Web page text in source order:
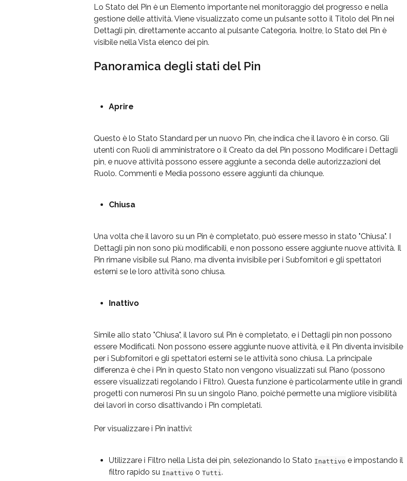
Lo Stato del Pin è un Elemento importante nel monitoraggio del progresso e nella
gestione delle attività. Viene visualizzato come un pulsante sotto il Titolo del Pin nei
Dettagli pin, direttamente accanto al pulsante Categoria. Inoltre, lo Stato del Pin è
visibile nella Vista elenco dei pin.
Panoramica degli stati del Pin
Aprire
Questo è lo Stato Standard per un nuovo Pin, che indica che il lavoro è in corso. Gli
utenti con Ruoli di amministratore o il Creato da del Pin possono Modificare i Dettagli
pin, e nuove attività possono essere aggiunte a seconda delle autorizzazioni del
Ruolo. Commenti e Media possono essere aggiunti da chiunque.
Chiusa
Una volta che il lavoro su un Pin è completato, può essere messo in stato "Chiusa". I
Dettagli pin non sono più modificabili, e non possono essere aggiunte nuove attività. Il
Pin rimane visibile sul Piano, ma diventa invisibile per i Subfornitori e gli spettatori
esterni se le loro attività sono chiusa.
Inattivo
Simile allo stato "Chiusa", il lavoro sul Pin è completato, e i Dettagli pin non possono
essere Modificati. Non possono essere aggiunte nuove attività, e il Pin diventa invisibile
per i Subfornitori e gli spettatori esterni se le attività sono chiusa. La principale
differenza è che i Pin in questo Stato non vengono visualizzati sul Piano (possono
essere visualizzati regolando i Filtro). Questa funzione è particolarmente utile in grandi
progetti con numerosi Pin su un singolo Piano, poiché permette una migliore visibilità
dei lavori in corso disattivando i Pin completati.
Per visualizzare i Pin inattivi:
Utilizzare i Filtro nella Lista dei pin, selezionando lo Stato Inattivo e impostando il
filtro rapido su Inattivo o Tutti .